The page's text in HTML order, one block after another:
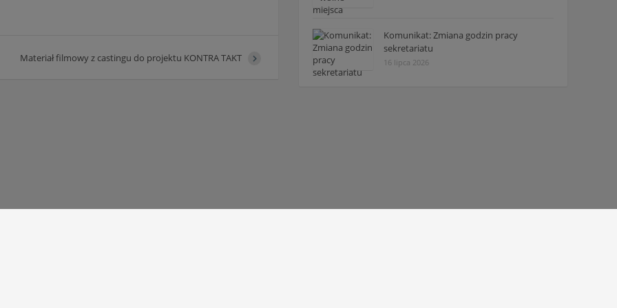
Materiał filmowy z castingu do projektu KONTRA TAKT
Komunikat: Zmiana godzin pracy
sekretariatu
16 lipca 2026